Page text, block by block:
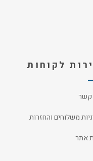
לקוחות
קשר
משלוחים והחזרות
אתר